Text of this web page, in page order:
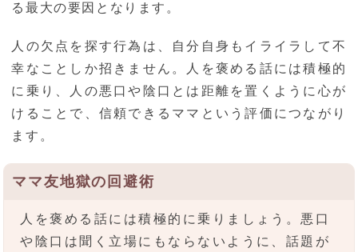
る最大の要因となります。
人の欠点を探す行為は、自分自身もイライラして不
幸なことしか招きません。人を褒める話には積極的
に乗り、人の悪口や陰口とは距離を置くように心が
けることで、信頼できるママという評価につながり
ます。
ママ友地獄の回避術
人を褒める話には積極的に乗りましょう。悪口
や陰口は聞く立場にもならないように、話題が